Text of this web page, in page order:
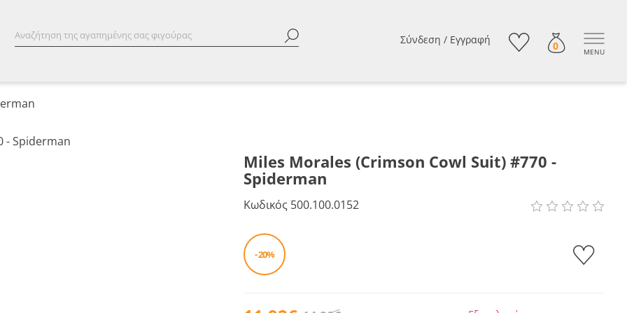
Σύνδεση / Εγγραφή 0 MENU
Miles Morales (Crimson Cowl Suit) #770 -
Spiderman
Κωδικός 500.100.0152
- 20%